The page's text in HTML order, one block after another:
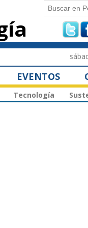
Buscar
EVENTOS
Tecnología